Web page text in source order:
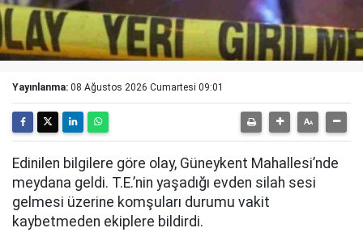
Yayınlanma: 08 Ağustos 2026 Cumartesi 09:01
Edinilen bilgilere göre olay, Güneykent Mahallesi’nde
meydana geldi. T.E.’nin yaşadığı evden silah sesi
gelmesi üzerine komşuları durumu vakit
kaybetmeden ekiplere bildirdi.